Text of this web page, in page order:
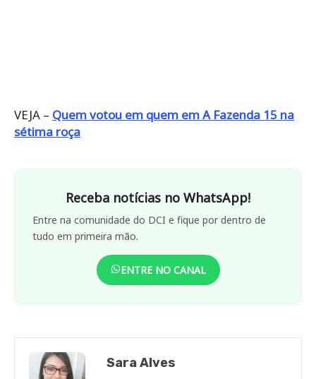
VEJA – Quem votou em quem em A Fazenda 15 na
sétima roça
Receba notícias no WhatsApp!
Entre na comunidade do DCI e fique por dentro de
tudo em primeira mão.
ENTRE NO CANAL
Sara Alves